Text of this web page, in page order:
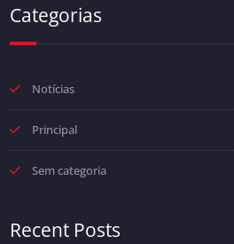
Categorias
Notícias
Principal
Sem categoria
Recent Posts